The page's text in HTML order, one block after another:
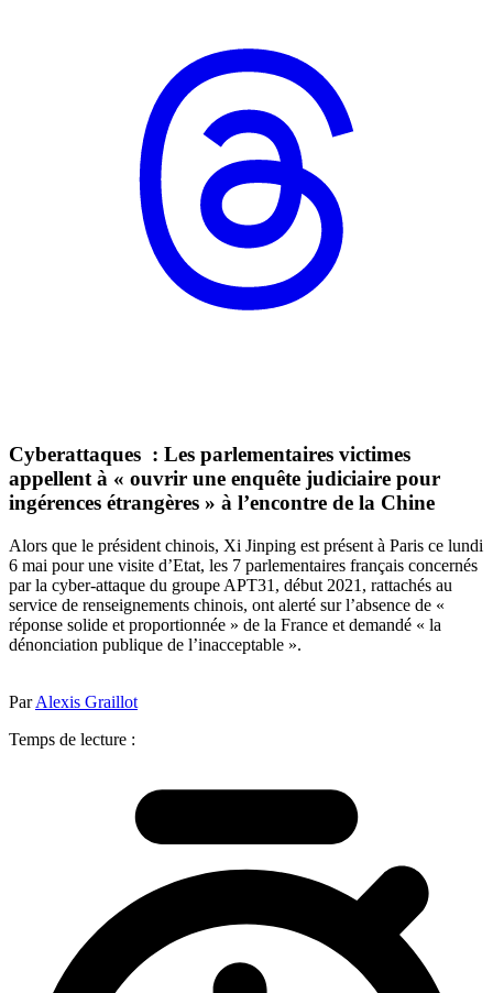
Cyberattaques : Les parlementaires victimes
appellent à « ouvrir une enquête judiciaire pour
ingérences étrangères » à l’encontre de la Chine
Alors que le président chinois, Xi Jinping est présent à Paris ce lundi
6 mai pour une visite d’Etat, les 7 parlementaires français concernés
par la cyber-attaque du groupe APT31, début 2021, rattachés au
service de renseignements chinois, ont alerté sur l’absence de «
réponse solide et proportionnée » de la France et demandé « la
dénonciation publique de l’inacceptable ».
ParAlexis Graillot
Temps de lecture :